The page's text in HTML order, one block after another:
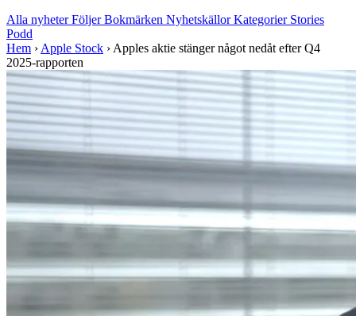
Alla nyheterFöljerBokmärken NyhetskällorKategorier Stories
Podd
Hem › Apple Stock › Apples aktie stänger något nedåt efter Q4
2025-rapporten